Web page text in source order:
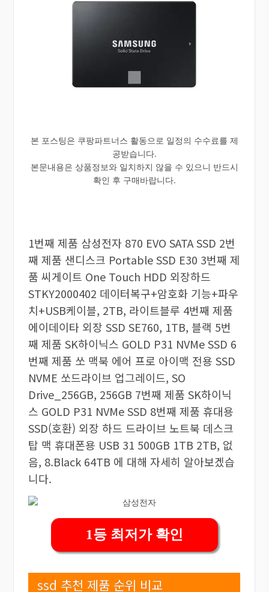
본 포스팅은 쿠팡파트너스 활동으로 일정의 수수료를 제
공받습니다.
본문내용은 상품정보와 일치하지 않을 수 있으니 반드시
확인 후 구매바랍니다.
1번째 제품 삼성전자 870 EVO SATA SSD 2번
째 제품 샌디스크 Portable SSD E30 3번째 제
품 씨게이트 One Touch HDD 외장하드
STKY2000402 데이터복구+암호화 기능+파우
치+USB케이블, 2TB, 라이트블루 4번째 제품
에이데이타 외장 SSD SE760, 1TB, 블랙 5번
째 제품 SK하이닉스 GOLD P31 NVMe SSD 6
번째 제품 쏘 맥북 에어 프로 아이맥 전용 SSD
NVME 쏘드라이브 업그레이드, SO
Drive_256GB, 256GB 7번째 제품 SK하이닉
스 GOLD P31 NVMe SSD 8번째 제품 휴대용
SSD(호환) 외장 하드 드라이브 노트북 데스크
탑 맥 휴대폰용 USB 31 500GB 1TB 2TB, 없
음, 8.Black 64TB 에 대해 자세히 알아보겠습
니다.
1등 최저가 확인
ssd 추천 제품 순위 비교